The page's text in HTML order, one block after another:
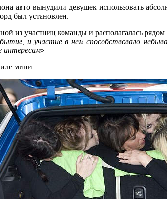
авто вынудили девушек использовать
был установлен.
из участниц команды и располагалась
и участие в нем способствовало
интересам»